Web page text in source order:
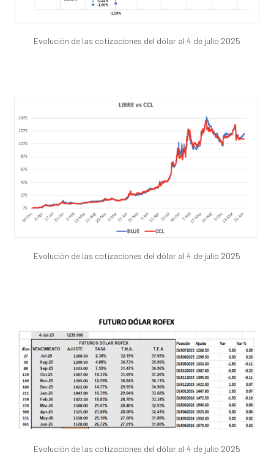
Evolución de las cotizaciones del dólar al 4 de julio 2025
Evolución de las cotizaciones del dólar al 4 de julio 2025
Evolución de las cotizaciones del dólar al 4 de julio 2025